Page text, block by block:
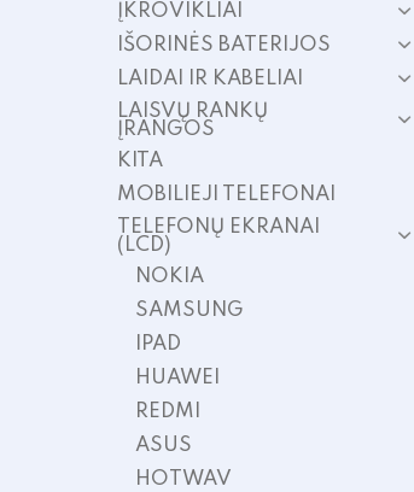
ĮKROVIKLIAI
IŠORINĖS BATERIJOS
LAIDAI IR KABELIAI
LAISVŲ RANKŲ
ĮRANGOS
KITA
MOBILIEJI TELEFONAI
TELEFONŲ EKRANAI
(LCD)
NOKIA
SAMSUNG
IPAD
HUAWEI
REDMI
ASUS
HOTWAV